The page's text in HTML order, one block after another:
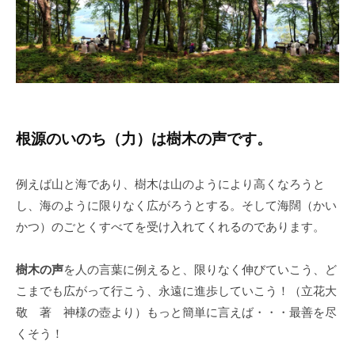
根源のいのち（力）は樹木の声です。
例えば山と海であり、樹木は山のようにより高くなろうと
し、海のように限りなく広がろうとする。そして海闊（かい
かつ）のごとくすべてを受け入れてくれるのであります。
樹木の声を人の言葉に例えると、限りなく伸びていこう、ど
こまでも広がって行こう、永遠に進歩していこう！（立花大
敬 著 神様の壺より）もっと簡単に言えば・・・最善を尽
くそう！